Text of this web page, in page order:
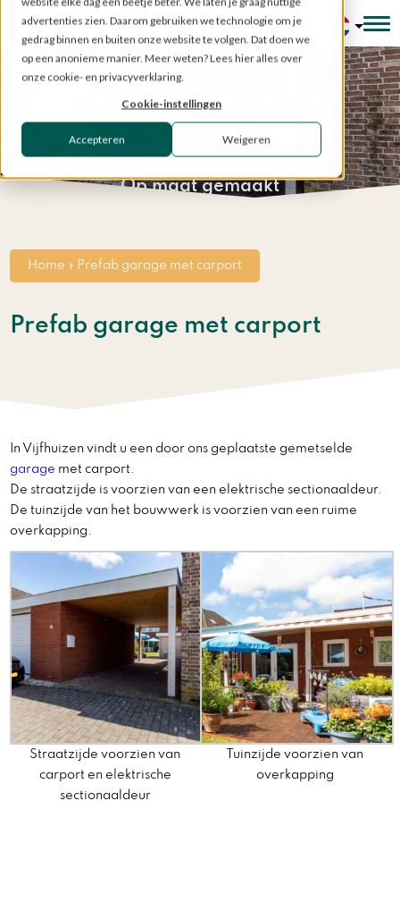
advertenties zien. Daarom gebruiken we technologie om je
gedrag binnen en buiten onze website te volgen. Dat doen we
op een anonieme manier. Meer weten? Lees hier alles over
onze cookie- en privacyverklaring.
Cookie-instellingen
Accepteren Weigeren
Configurator
Prefab garage met
carport
Op maat gemaakt
Home » Prefab garage met carport
Prefab garage met carport
In Vijfhuizen vindt u een door ons geplaatste gemetselde
garage met carport.
De straatzijde is voorzien van een elektrische sectionaaldeur.
De tuinzijde van het bouwwerk is voorzien van een ruime
overkapping.
Straatzijde voorzien van
carport en elektrische
sectionaaldeur
Tuinzijde voorzien van
overkapping